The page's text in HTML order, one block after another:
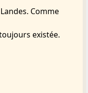
totalementComme
existée.